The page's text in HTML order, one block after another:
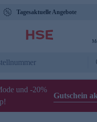
Tagesaktuelle Angebote
und -20%
Gutschein